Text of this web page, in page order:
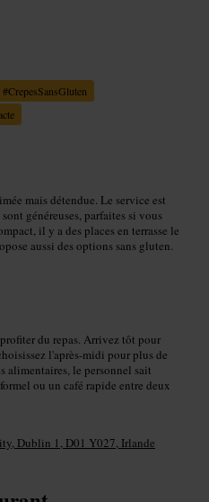
#CrepesSansGluten
mais détendue. Le service est
généreuses, parfaites si vous
il y a des places en terrasse le
aussi des options sans gluten.
du repas. Arrivez tôt pour
l'après-midi pour plus de
alimentaires, le personnel sait
ou un café rapide entre deux
Dublin 1, D01 Y027, Irlande